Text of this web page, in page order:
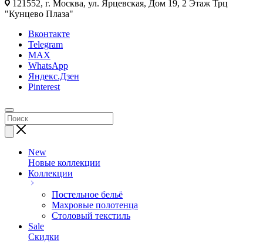
121552, г. Москва, ул. Ярцевская, Дом 19, 2 Этаж Трц
"Кунцево Плаза"
Вконтакте
Telegram
MAX
WhatsApp
Яндекс.Дзен
Pinterest
New
Новые коллекции
Коллекции
Постельное бельё
Махровые полотенца
Столовый текстиль
Sale
Скидки